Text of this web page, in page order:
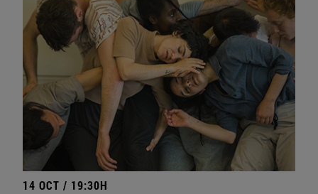
14 OCT / 19:30H